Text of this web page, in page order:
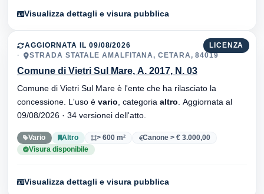
Visualizza dettagli e visura pubblica
LICENZA
AGGIORNATA IL 09/08/2026
STRADA STATALE AMALFITANA, CETARA, 84019
Comune di Vietri Sul Mare, A. 2017, N. 03
Comune di Vietri Sul Mare è l'ente che ha rilasciato la
concessione. L'uso è vario , categoria altro
09/08/2026 · 34 versionei dell'atto.
Vario Altro > 600 m²
Canone > € 3.000,00
Visura disponibile
Visualizza dettagli e visura pubblica